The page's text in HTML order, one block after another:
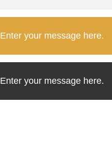
Enter your message here.
Enter your message here.